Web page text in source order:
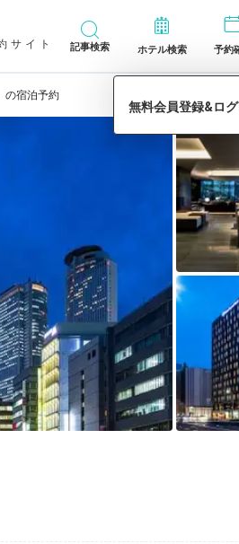
サイト
記事検索 ホテル検索 予約
の宿泊予約